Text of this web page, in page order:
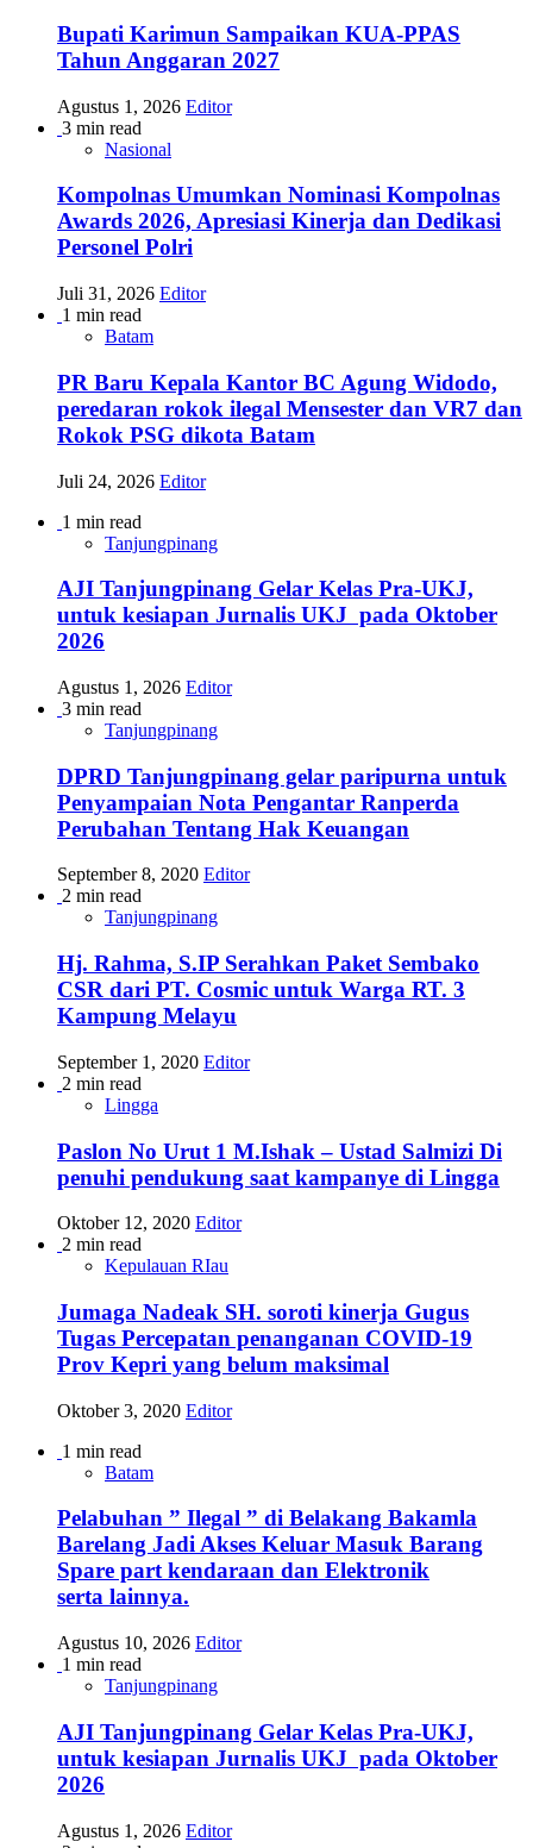
Bupati Karimun Sampaikan KUA-PPAS
Tahun Anggaran 2027
Agustus 1, 2026 Editor
3 min read
Nasional
Kompolnas Umumkan Nominasi Kompolnas
Awards 2026, Apresiasi Kinerja dan Dedikasi
Personel Polri
Juli 31, 2026 Editor
1 min read
Batam
PR Baru Kepala Kantor BC Agung Widodo,
peredaran rokok ilegal Mensester dan VR7 dan
Rokok PSG dikota Batam
Juli 24, 2026 Editor
1 min read
Tanjungpinang
AJI Tanjungpinang Gelar Kelas Pra-UKJ,
untuk kesiapan Jurnalis UKJ pada Oktober
2026
Agustus 1, 2026 Editor
3 min read
Tanjungpinang
DPRD Tanjungpinang gelar paripurna untuk
Penyampaian Nota Pengantar Ranperda
Perubahan Tentang Hak Keuangan
September 8, 2020 Editor
2 min read
Tanjungpinang
Hj. Rahma, S.IP Serahkan Paket Sembako
CSR dari PT. Cosmic untuk Warga RT. 3
Kampung Melayu
September 1, 2020 Editor
2 min read
Lingga
Paslon No Urut 1 M.Ishak – Ustad Salmizi Di
penuhi pendukung saat kampanye di Lingga
Oktober 12, 2020 Editor
2 min read
Kepulauan RIau
Jumaga Nadeak SH. soroti kinerja Gugus
Tugas Percepatan penanganan COVID-19
Prov Kepri yang belum maksimal
Oktober 3, 2020 Editor
1 min read
Batam
Pelabuhan ” Ilegal ” di Belakang Bakamla
Barelang Jadi Akses Keluar Masuk Barang
Spare part kendaraan dan Elektronik
serta lainnya.
Agustus 10, 2026 Editor
1 min read
Tanjungpinang
AJI Tanjungpinang Gelar Kelas Pra-UKJ,
untuk kesiapan Jurnalis UKJ pada Oktober
2026
Agustus 1, 2026 Editor